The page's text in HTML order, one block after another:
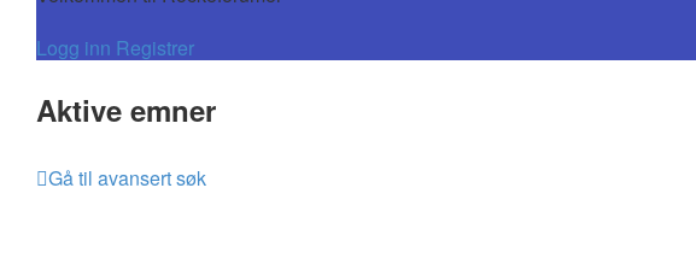
Logg inn Registrer
Aktive emner
Gå til avansert søk